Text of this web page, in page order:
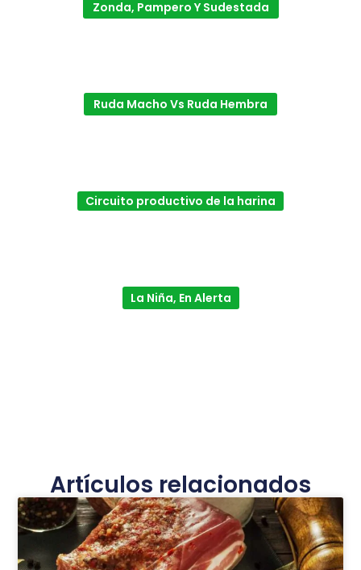
Zonda, Pampero Y Sudestada
Ruda Macho Vs Ruda Hembra
Circuito productivo de la harina
La Niña, En Alerta
Artículos relacionados